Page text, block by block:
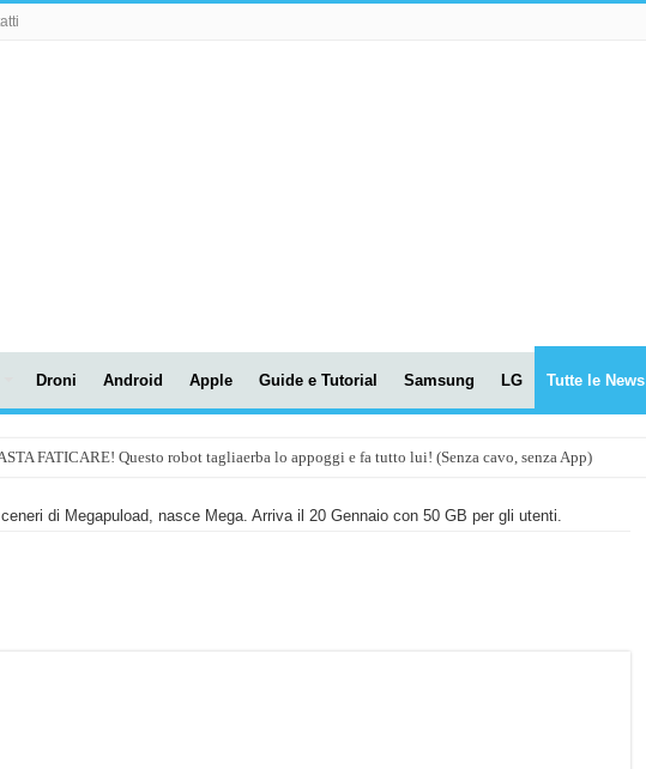
Droni Android Apple Guide e Tutorial Samsung LG Tutte le News
FATICARE! Questo robot tagliaerba lo appoggi e fa tutto lui! (Senza cavo, senza App)
ceneri di Megapuload, nasce Mega. Arriva il 20 Gennaio con 50 GB per gli utenti.